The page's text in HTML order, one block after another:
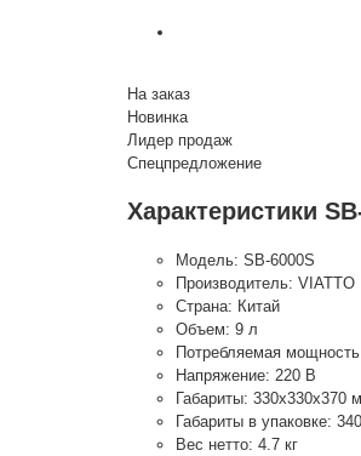
На заказ
Новинка
Лидер продаж
Спецпредложение
Характеристики
Модель: SB-6000S
Производитель: VIATTO
Страна: Китай
Объем: 9 л
Потребляемая
Напряжение: 220 В
Габариты: 330х330х370
Габариты в упаковке:
Вес нетто: 4.7 кг